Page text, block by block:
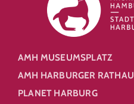
AMH MUSEUMSPLATZ
AMH HARBURGER
PLANET HARBURG